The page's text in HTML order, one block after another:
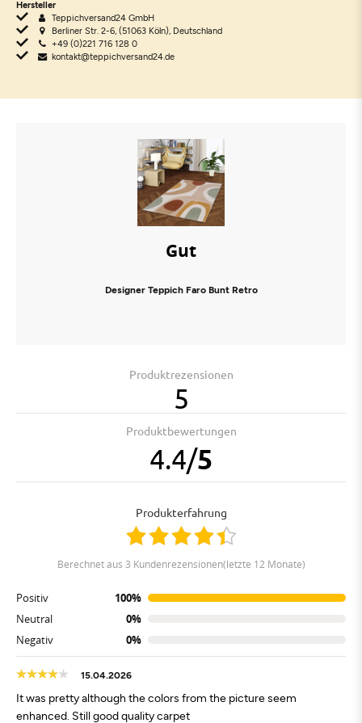
Hersteller
Teppichversand24 GmbH
Berliner Str. 2-6, (51063 Köln), Deutschland
+49 (0)221 716 128 0
kontakt@teppichversand24.de
Gut
Designer Teppich Faro Bunt Retro
Produktrezensionen
5
Produktbewertungen
4.4/5
Produkterfahrung
berechnet aus 3 Kundenrezensionen(letzte 12 Monate)
Positiv
100%
Neutral
0%
Negativ
0%
15.04.2026
It was pretty although the colors from the picture seem
enhanced. Still good quality carpet